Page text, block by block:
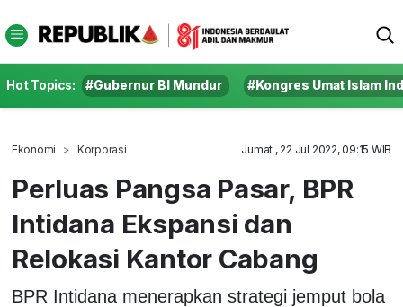
Hot Topics: #Gubernur BI Mundur #Kongres Umat Islam
Ekonomi Korporasi Jumat , 22 Jul 2022, 09:15 WIB
Perluas Pangsa Pasar, BPR
Intidana Ekspansi dan
Relokasi Kantor Cabang
BPR Intidana menerapkan strategi jemput bola